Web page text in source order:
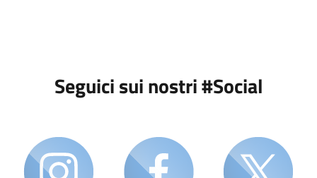
Seguici sui nostri #Social